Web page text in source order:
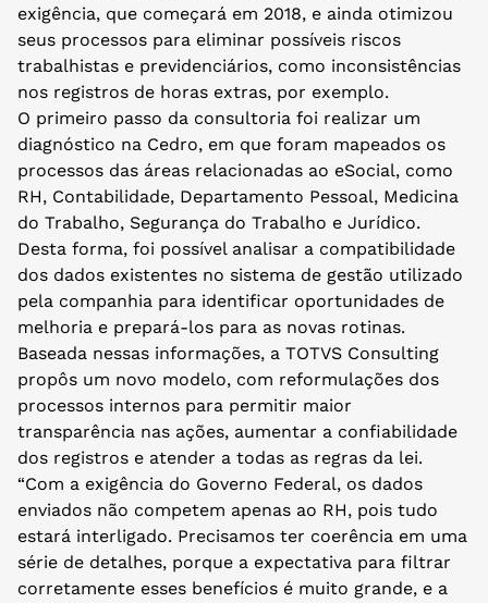
exigência, que começará em 2018, e ainda otimizou
seus processos para eliminar possíveis riscos
trabalhistas e previdenciários, como inconsistências
nos registros de horas extras, por exemplo.
O primeiro passo da consultoria foi realizar um
diagnóstico na Cedro, em que foram mapeados os
processos das áreas relacionadas ao eSocial, como
RH, Contabilidade, Departamento Pessoal, Medicina
do Trabalho, Segurança do Trabalho e Jurídico.
Desta forma, foi possível analisar a compatibilidade
dos dados existentes no sistema de gestão utilizado
pela companhia para identificar oportunidades de
melhoria e prepará-los para as novas rotinas.
Baseada nessas informações, a TOTVS Consulting
propôs um novo modelo, com reformulações dos
processos internos para permitir maior
transparência nas ações, aumentar a confiabilidade
dos registros e atender a todas as regras da lei.
“Com a exigência do Governo Federal, os dados
enviados não competem apenas ao RH, pois tudo
estará interligado. Precisamos ter coerência em uma
série de detalhes, porque a expectativa para filtrar
corretamente esses benefícios é muito grande, e a